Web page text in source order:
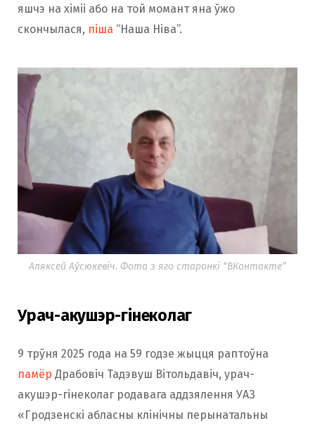
яшчэ на хіміі або на той момант яна ўжо
скончылася, піша “Наша Ніва”.
Аляксей Аўсюкевіч. Фота з яго старонкі “ВКонтакте”
Урач-акушэр-гінеколаг
9 трўня 2025 года на 59 годзе жыцця раптоўна
памёр Драбовіч Тадэвуш Вітольдавіч, урач-
акушэр-гінеколаг родавага аддзялення УАЗ
«Гродзенскі абласны клінічны перынатальны